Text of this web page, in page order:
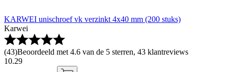
KARWEI unischroef vk verzinkt 4x40 mm (200 stuks)
Karwei
(43)Beoordeeld met 4.6 van de 5 sterren, 43 klantreviews
10.29